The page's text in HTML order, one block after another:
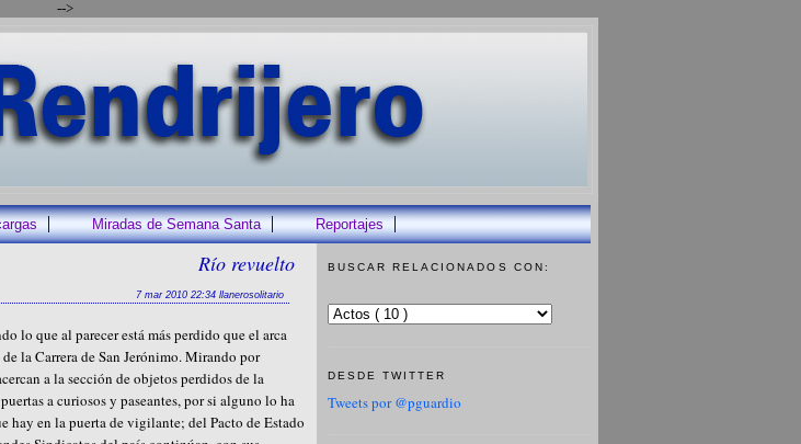
-->
Miradas de Semana Santa Reportajes
Río revuelto
7 mar 2010 22:34 llanerosolitario
lo que al parecer está más perdido que el arca
la Carrera de San Jerónimo. Mirando por
a la sección de objetos perdidos de la
a curiosos y paseantes, por si alguno lo ha
hay en la puerta de vigilante; del Pacto de Estado
BUSCAR RELACIONADOS CON:
DESDE TWITTER
Tweets por @pguardio